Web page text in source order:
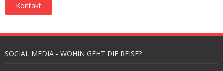
Kon­takt
SOCIAL MEDIA - WOHIN GEHT DIE REISE?